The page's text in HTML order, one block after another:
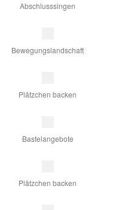
Abschlusssingen
Bewegungslandschaft
Plätzchen backen
Bastelangebote
Plätzchen backen